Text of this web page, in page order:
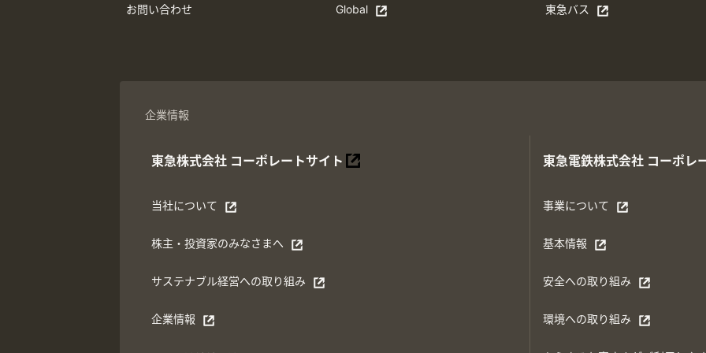
お問い合わせ Global
Open in a new window
東急バス
別ウィンドウで開く
企業情報
東急株式会社 コーポレートサイト
別ウィンドウで開く
当社について
別ウィンドウで開く
株主・投資家のみなさまへ
別ウィンドウで開く
サステナブル経営への取り組み
別ウィンドウで開く
企業情報
別ウィンドウで開く
東急電鉄株式会社 コーポレ
別ウィンドウで開く
事業について
別ウィンドウで開く
基本情報
別ウィンドウで開く
安全への取り組み
別ウィンドウで開く
環境への取り組み
別ウィンドウで開く